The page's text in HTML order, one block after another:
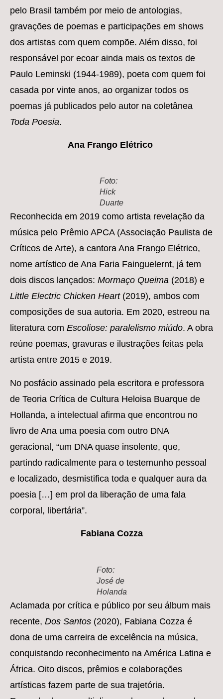
pelo Brasil também por meio de antologias,
gravações de poemas e participações em shows
dos artistas com quem compõe. Além disso, foi
responsável por ecoar ainda mais os textos de
Paulo Leminski (1944-1989), poeta com quem foi
casada por vinte anos, ao organizar todos os
poemas já publicados pelo autor na coletânea
Toda Poesia.
Ana Frango Elétrico
Foto:
Hick
Duarte
Reconhecida em 2019 como artista revelação da
música pelo Prêmio APCA (Associação Paulista de
Críticos de Arte), a cantora Ana Frango Elétrico,
nome artístico de Ana Faria Fainguelernt, já tem
dois discos lançados: Mormaço Queima (2018) e
Little Electric Chicken Heart(2019), ambos com
composições de sua autoria. Em 2020, estreou na
literatura com Escoliose: paralelismo miúdo. A obra
reúne poemas, gravuras e ilustrações feitas pela
artista entre 2015 e 2019.
No posfácio assinado pela escritora e professora
de Teoria Crítica de Cultura Heloisa Buarque de
Hollanda, a intelectual afirma que encontrou no
livro de Ana uma poesia com outro DNA
geracional, “um DNA quase insolente, que,
partindo radicalmente para o testemunho pessoal
e localizado, desmistifica toda e qualquer aura da
poesia […] em prol da liberação de uma fala
corporal, libertária”.
Fabiana Cozza
Foto:
José de
Holanda
Aclamada por crítica e público por seu álbum mais
recente, Dos Santos (2020), Fabiana Cozza é
dona de uma carreira de excelência na música,
conquistando reconhecimento na América Latina e
África. Oito discos, prêmios e colaborações
artísticas fazem parte de sua trajetória.